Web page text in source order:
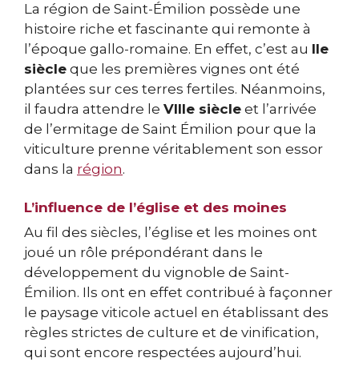
La région de Saint-Émilion possède une
histoire riche et fascinante qui remonte à
l’époque gallo-romaine. En effet, c’est au IIe
siècle que les premières vignes ont été
plantées sur ces terres fertiles. Néanmoins,
il faudra attendre le VIIIe siècle et l’arrivée
de l’ermitage de Saint Émilion pour que la
viticulture prenne véritablement son essor
dans la région.
L’influence de l’église et des moines
Au fil des siècles, l’église et les moines ont
joué un rôle prépondérant dans le
développement du vignoble de Saint-
Émilion. Ils ont en effet contribué à façonner
le paysage viticole actuel en établissant des
règles strictes de culture et de vinification,
qui sont encore respectées aujourd’hui.